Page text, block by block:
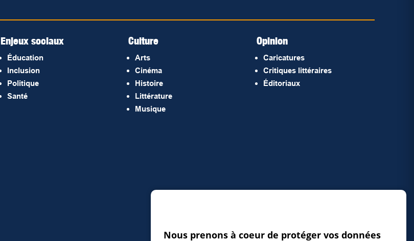
Enjeux sociaux
Éducation
Inclusion
Politique
Santé
Culture
Arts
Cinéma
Histoire
Littérature
Musique
Opinion
Caricatures
Critiques littéraires
Éditoriaux
Nous prenons à coeur de protéger vos données